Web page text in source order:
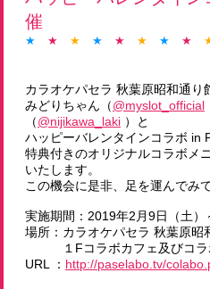
催
★ ★ ★ ★ ★ ★ ★ ★
カラオケパセラ 秋葉原昭和通り
みどりちゃん（@myslot_official
（@nijikawa_laki ）と
ハッピーバレンタインコラボ in
特典付きのオリジナルコラボメ
いたします。
この機会に是非、足を運んでみ
実施期間：2019年2月9日（土）
場所：カラオケパセラ 秋葉原昭
１Fコラボカフェ及びコラ
URL ： http://paselabo.tv/